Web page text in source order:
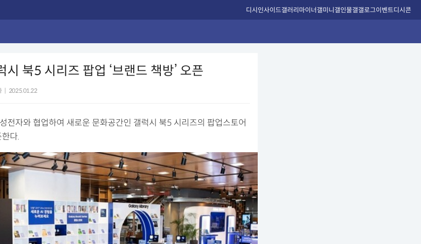
디시인사이드갤러리마이너갤미니갤인물갤갤로그이벤트디시콘
시 북5 시리즈 팝업 ‘브랜드 책방’ 오픈
2025.01.22
전자와 협업하여 새로운 문화공간인 갤럭시 북5 시리즈의 팝업스토어
한다.